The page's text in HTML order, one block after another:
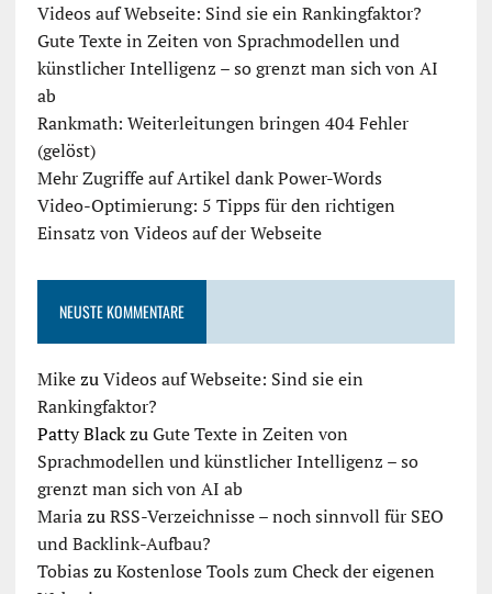
Videos auf Webseite: Sind sie ein Rankingfaktor?
Gute Texte in Zeiten von Sprachmodellen und
künstlicher Intelligenz – so grenzt man sich von AI
ab
Rankmath: Weiterleitungen bringen 404 Fehler
(gelöst)
Mehr Zugriffe auf Artikel dank Power-Words
Video-Optimierung: 5 Tipps für den richtigen
Einsatz von Videos auf der Webseite
NEUSTE KOMMENTARE
MikezuVideos auf Webseite: Sind sie ein
Rankingfaktor?
Patty BlackzuGute Texte in Zeiten von
Sprachmodellen und künstlicher Intelligenz – so
grenzt man sich von AI ab
MariazuRSS-Verzeichnisse – noch sinnvoll für SEO
und Backlink-Aufbau?
Tobias zuKostenlose Tools zum Check der eigenen